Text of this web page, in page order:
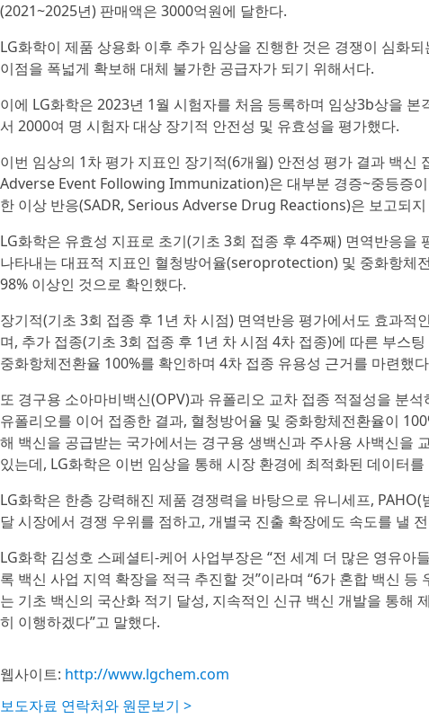
(2021~2025년) 판매액은 3000억원에 달한다.
LG화학이 제품 상용화 이후 추가 임상을 진행한 것은 경쟁이 심화
이점을 폭넓게 확보해 대체 불가한 공급자가 되기 위해서다.
이에 LG화학은 2023년 1월 시험자를 처음 등록하며 임상3b상을 본
서 2000여 명 시험자 대상 장기적 안전성 및 유효성을 평가했다.
이번 임상의 1차 평가 지표인 장기적(6개월) 안전성 평가 결과 백신
Adverse Event Following Immunization)은 대부분 경증~중등증이
한 이상 반응(SADR, Serious Adverse Drug Reactions)은 보고되지
LG화학은 유효성 지표로 초기(기초 3회 접종 후 4주째) 면역반응을
나타내는 대표적 지표인 혈청방어율(seroprotection) 및 중화항체
98% 이상인 것으로 확인했다.
장기적(기초 3회 접종 후 1년 차 시점) 면역반응 평가에서도 효과적
며, 추가 접종(기초 3회 접종 후 1년 차 시점 4차 접종)에 따른 부스
중화항체전환율 100%를 확인하며 4차 접종 유용성 근거를 마련했
또 경구용 소아마비백신(OPV)과 유폴리오 교차 접종 적절성을 분
유폴리오를 이어 접종한 결과, 혈청방어율 및 중화항체전환율이
해 백신을 공급받는 국가에서는 경구용 생백신과 주사용 사백신을
있는데, LG화학은 이번 임상을 통해 시장 환경에 최적화된 데이터
LG화학은 한층 강력해진 제품 경쟁력을 바탕으로 유니세프,
달 시장에서 경쟁 우위를 점하고, 개별국 진출 확장에도 속도를 낼
LG화학 김성호 스페셜티-케어 사업부장은 “전 세계 더 많은 영유아
록 백신 사업 지역 확장을 적극 추진할 것”이라며 “6가 혼합 백신 등
는 기초 백신의 국산화 적기 달성, 지속적인 신규 백신 개발을 통해
히 이행하겠다”고 말했다.
웹사이트: http://www.lgchem.com
보도자료 연락처와 원문보기 >